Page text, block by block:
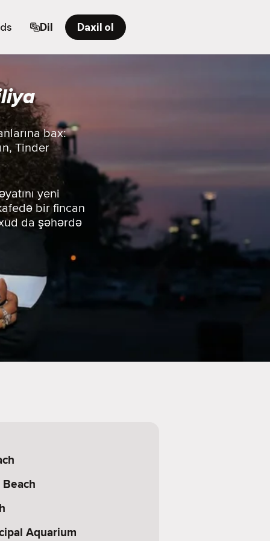
Dil Daxil ol
bax:
Tinder
yeni
bir fincan
da şəhərdə
Aquarium